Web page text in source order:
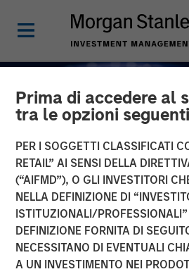
Prima di accedere al
tra le opzioni
PER I SOGGETTI CLASSIFICATI
RETAIL” AI SENSI DELLA
(“AIFMD”), O GLI INVESTITORI
NELLA DEFINIZIONE DI
ISTITUZIONALI/
DEFINIZIONE FORNITA DI
NECESSITANO DI EVENTUALI
A UN INVESTIMENTO NEI
INSIGHTS